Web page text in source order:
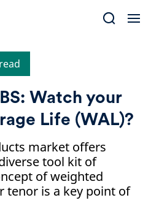
Watch your
Life (WAL)?
market offers
tool kit of
of weighted
tenor is a key point of